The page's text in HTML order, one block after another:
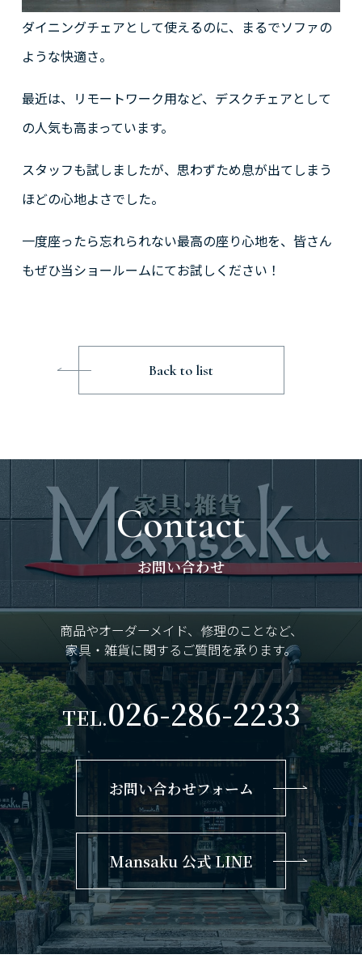
ダイニングチェアとして使えるのに、まるでソファの
ような快適さ。
最近は、リモートワーク用など、デスクチェアとして
の人気も高まっています。
スタッフも試しましたが、思わずため息が出てしまう
ほどの心地よさでした。
一度座ったら忘れられない最高の座り心地を、皆さん
もぜひ当ショールームにてお試しください！
Back to list
Contact
お問い合わせ
商品やオーダーメイド、修理のことなど、
家具・雑貨に関するご質問を承ります。
TEL.026-286-2233
お問い合わせフォーム
Mansaku 公式 LINE